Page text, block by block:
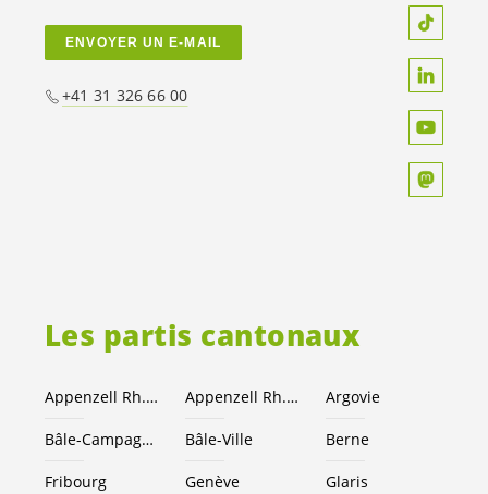
Les partis cantonaux
Appenzell Rh.-Ext. Appenzell Rh.-I. Argovie
Bâle-Campagne Bâle-Ville Berne
Fribourg Genève Glaris
ENVOYER UN E-MAIL
+41 31 326 66 00